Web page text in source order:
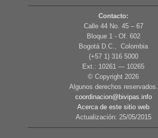
Contacto:
Calle 44 No. 45 – 67
Bloque 1 - Of. 602
Bogotá D.C., Colombia
(+57 1) 316 5000
Ext.: 10261 — 10265
© Copyright 2026
Algunos derechos reservados.
coordinacion@bivipas.info
Acerca de este sitio web
Actualización: 25/05/2015